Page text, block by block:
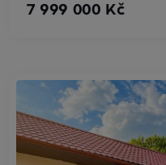
7 999 000 Kč